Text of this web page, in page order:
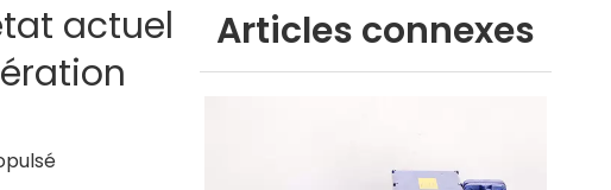
actuel
Articles connexes